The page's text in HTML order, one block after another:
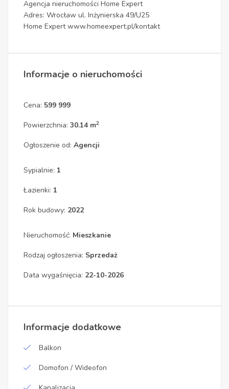
Agencja nieruchomości Home Expert
Adres: Wrocław ul. Inżynierska 49/U25
Home Expert www.homeexpert.pl/kontakt
Informacje o nieruchomości
Cena: 599 999
Powierzchnia: 30.14 m2
Ogłoszenie od: Agencji
Sypialnie: 1
Łazienki: 1
Rok budowy: 2022
Nieruchomość: Mieszkanie
Rodzaj ogłoszenia: Sprzedaż
Data wygaśnięcia: 22-10-2026
Informacje dodatkowe
Balkon
Domofon / Wideofon